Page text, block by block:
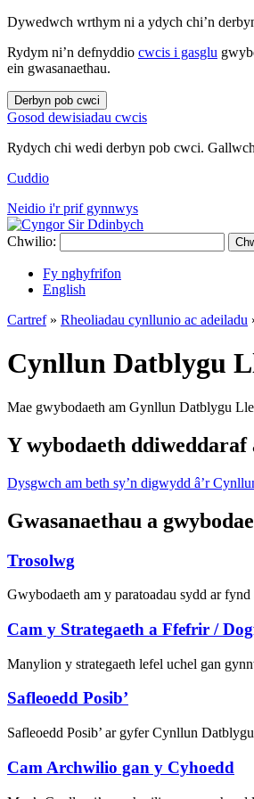
Dywedwch wrthym ni a ydych chi’n
Rydym ni’n defnyddio cwcis i gasglu
ein gwasanaethau.
Derbyn pob cwci
Gosod dewisiadau cwcis
Rydych chi wedi derbyn pob cwci. Gallwch
Cuddio
Neidio i'r prif gynnwys
Chwilio:
Fy nghyfrifon
English
Cartref» Rheoliadau cynllunio ac adeiladu
Cynllun Datblygu
Mae gwybodaeth am Gynllun Datblygu
Y wybodaeth
Dysgwch am beth sy’n digwydd â’r
Gwasanaethau a
Trosolwg
Gwybodaeth am y paratoadau sydd ar
Cam y Strategaeth a Ffefrir /
Manylion y strategaeth lefel uchel gan
Safleoedd Posib’
Safleoedd Posib’ ar gyfer Cynllun
Cam Archwilio gan y Cyhoedd